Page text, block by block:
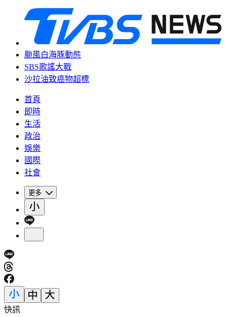
颱風白海豚動態
SBS歌謠大戰
沙拉油致癌物超標
首頁
即時
生活
政治
娛樂
國際
社會
更多
快訊